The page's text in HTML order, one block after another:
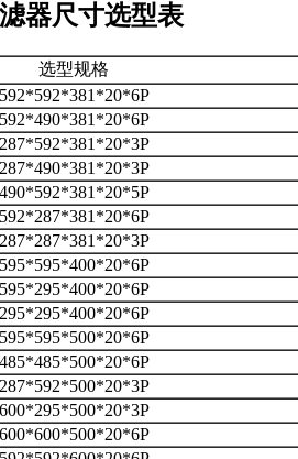
器尺寸选型表
选型规格
592*592*381*20*6P
592*490*381*20*6P
287*592*381*20*3P
287*490*381*20*3P
490*592*381*20*5P
592*287*381*20*6P
287*287*381*20*3P
595*595*400*20*6P
595*295*400*20*6P
295*295*400*20*6P
595*595*500*20*6P
485*485*500*20*6P
287*592*500*20*3P
600*295*500*20*3P
600*600*500*20*6P